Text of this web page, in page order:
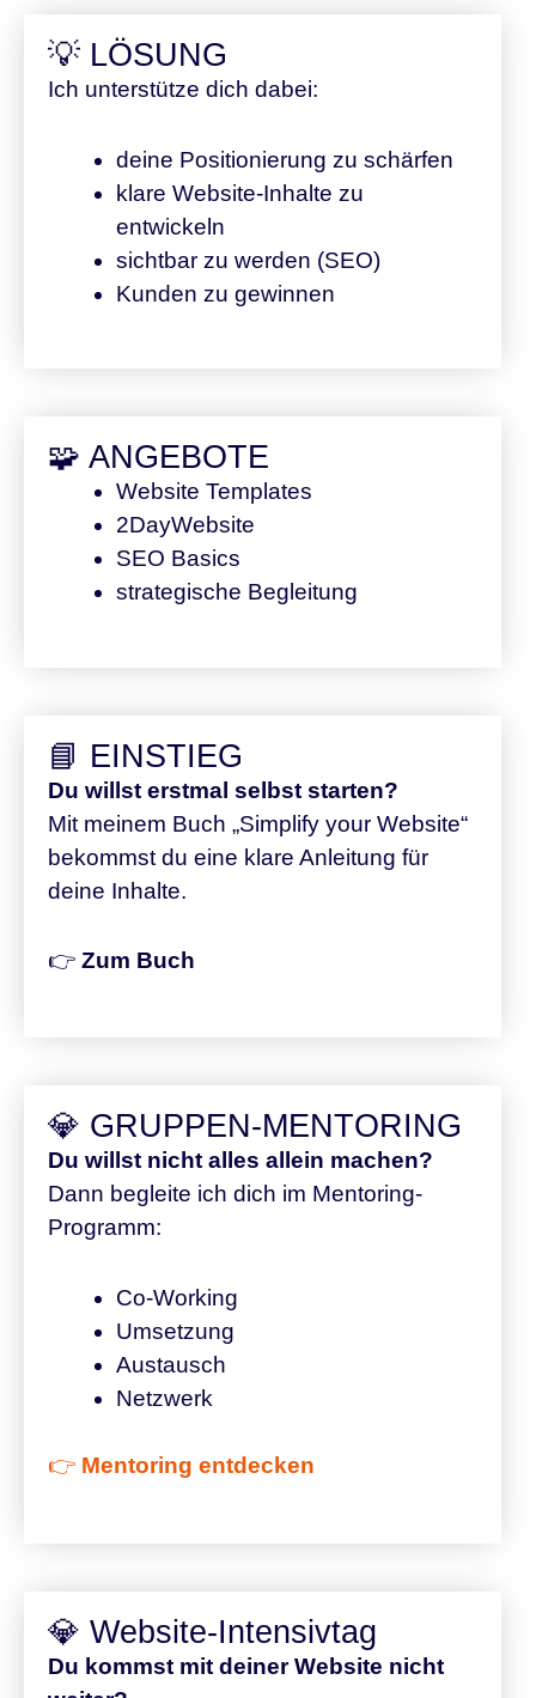
💡 LÖSUNG
Ich unterstütze dich dabei:
deine Positionierung zu schärfen
klare Website-Inhalte zu
entwickeln
sichtbar zu werden (SEO)
Kunden zu gewinnen
🧩 ANGEBOTE
Website Templates
2DayWebsite
SEO Basics
strategische Begleitung
📘 EINSTIEG
Du willst erstmal selbst starten?
Mit meinem Buch „Simplify your Website“
bekommst du eine klare Anleitung für
deine Inhalte.
👉 Zum Buch
💎 GRUPPEN-MENTORING
Du willst nicht alles allein machen?
Dann begleite ich dich im Mentoring-
Programm:
Co-Working
Umsetzung
Austausch
Netzwerk
👉 Mentoring entdecken
💎 Website-Intensivtag
Du kommst mit deiner Website nicht